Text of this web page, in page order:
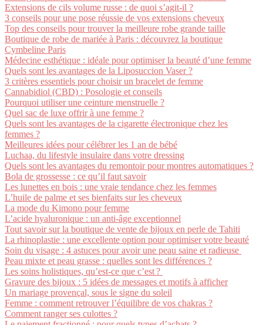
Extensions de cils volume russe : de quoi s’agit-il ?
3 conseils pour une pose réussie de vos extensions cheveux
Top des conseils pour trouver la meilleure robe grande taille
Boutique de robe de mariée à Paris : découvrez la boutique
Cymbeline Paris
Médecine esthétique : idéale pour optimiser la beauté d’une femme
Quels sont les avantages de la Liposuccion Vaser ?
3 critères essentiels pour choisir un bracelet de femme
Cannabidiol (CBD) : Posologie et conseils
Pourquoi utiliser une ceinture menstruelle ?
Quel sac de luxe offrir à une femme ?
Quels sont les avantages de la cigarette électronique chez les
femmes ?
Meilleures idées pour célébrer les 1 an de bébé
Luchaa, du lifestyle insulaire dans votre dressing
Quels sont les avantages du remontoir pour montres automatiques ?
Bola de grossesse : ce qu’il faut savoir
Les lunettes en bois : une vraie tendance chez les femmes
L’huile de palme et ses bienfaits sur les cheveux
La mode du Kimono pour femme
L’acide hyaluronique : un anti-âge exceptionnel
Tout savoir sur la boutique de vente de bijoux en perle de Tahiti
La rhinoplastie : une excellente option pour optimiser votre beauté
Soin du visage : 4 astuces pour avoir une peau saine et radieuse
Peau mixte et peau grasse : quelles sont les différences ?
Les soins holistiques, qu’est-ce que c’est ?
Gravure des bijoux : 5 idées de messages et motifs à afficher
Un mariage provençal, sous le signe du soleil
Femme : comment retrouver l’équilibre de vos chakras ?
Comment ranger ses culottes ?